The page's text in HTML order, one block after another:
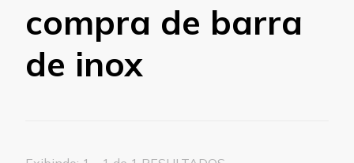
compra de barra
de inox